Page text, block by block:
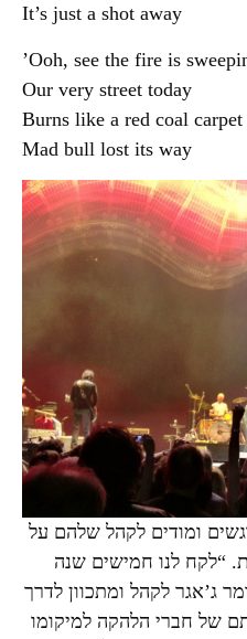
It’s just a shot away
Ooh, see the fire is
Our very street today
Burns like a red coal carpet
Mad bull lost its way
ומודים לקהל שלהם על
“לקח לנו חמישים שנה
ג’אגר לקהל ומתכוון לדרך
של חברי הלהקה למיקומו